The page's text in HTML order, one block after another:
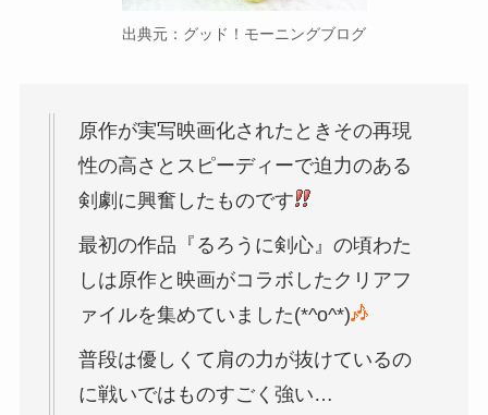
出典元：グッド！モーニングブログ
原作が実写映画化されたときその再現
性の高さとスピーディーで迫力のある
剣劇に興奮したものです
最初の作品『るろうに剣心』の頃わた
しは原作と映画がコラボしたクリアフ
ァイルを集めていました(*^o^*)
普段は優しくて肩の力が抜けているの
に戦いではものすごく強い…